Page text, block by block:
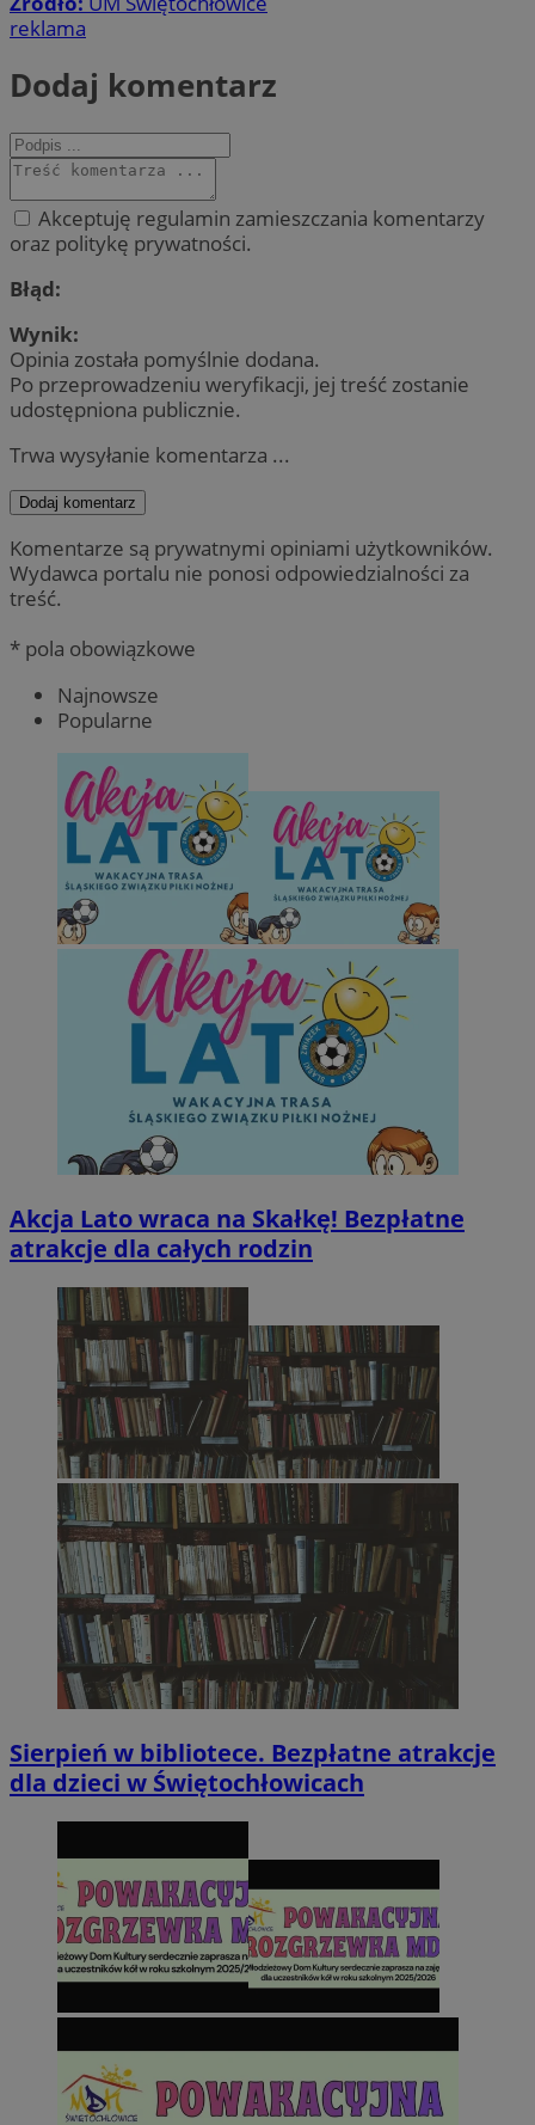
reklama
Dodaj komentarz
Akceptuję regulamin zamieszczania komentarzy
oraz politykę prywatności.
Błąd:
Wynik:
Opinia została pomyślnie dodana.
Po przeprowadzeniu weryfikacji, jej treść zostanie
udostępniona publicznie.
Trwa wysyłanie komentarza ...
Dodaj komentarz
Komentarze są prywatnymi opiniami użytkowników.
Wydawca portalu nie ponosi odpowiedzialności za
treść.
* pola obowiązkowe
Najnowsze
Popularne
Akcja Lato wraca na Skałkę! Bezpłatne
atrakcje dla całych rodzin
Sierpień w bibliotece. Bezpłatne atrakcje
dla dzieci w Świętochłowicach